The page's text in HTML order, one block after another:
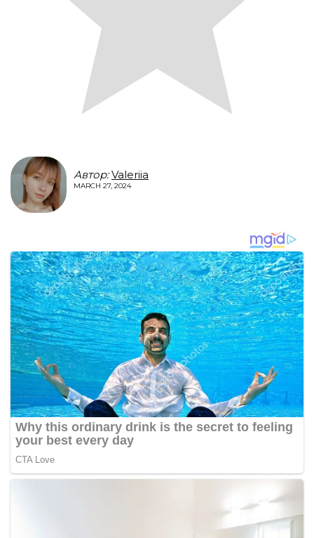
Автор: Valeriia
MARCH 27, 2024